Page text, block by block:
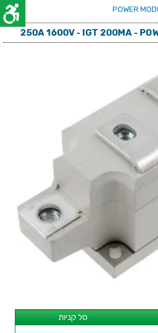
סל קניות